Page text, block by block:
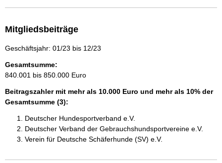
Mitgliedsbeiträge
Geschäftsjahr: 01/23 bis 12/23
Gesamtsumme:
840.001 bis 850.000 Euro
Beitragszahler mit mehr als 10.000 Euro und mehr als 10% der
Gesamtsumme (3):
Deutscher Hundesportverband e.V.
Deutscher Verband der Gebrauchshundsportvereine e.V.
Verein für Deutsche Schäferhunde (SV) e.V.